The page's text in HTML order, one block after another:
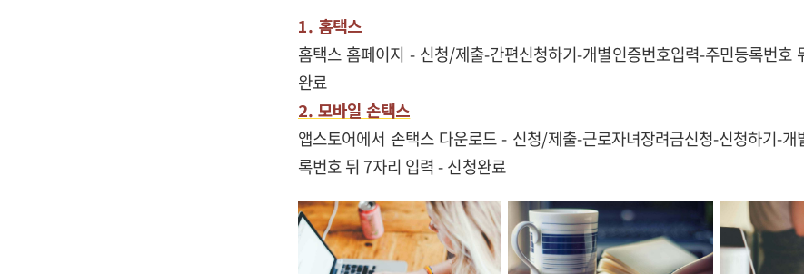
1. 홈택스
홈택스 홈페이지 - 신청/제출-간편신청하기-개별인증번호입력-주민등록번호
완료
2. 모바일 손택스
앱스토어에서 손택스 다운로드 - 신청/제출-근로자녀장려금신청-신청하기-개
록번호 뒤 7자리 입력 - 신청완료